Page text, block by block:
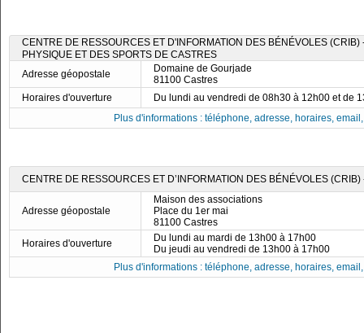
CENTRE DE RESSOURCES ET D'INFORMATION DES BÉNÉVOLES
PHYSIQUE ET DES SPORTS DE CASTRES
Adresse géopostale
Domaine de Gourjade
81100 Castres
Horaires d'ouverture
Du lundi au vendredi de 08h30 à 12h00 et de
Plus d'informations : téléphone, adresse, horaires,
CENTRE DE RESSOURCES ET D’INFORMATION DES BÉNÉVOLES
Adresse géopostale
Maison des associations
Place du 1er mai
81100 Castres
Horaires d'ouverture
Du lundi au mardi de 13h00 à 17h00
Du jeudi au vendredi de 13h00 à 17h00
Plus d'informations : téléphone, adresse, horaires,